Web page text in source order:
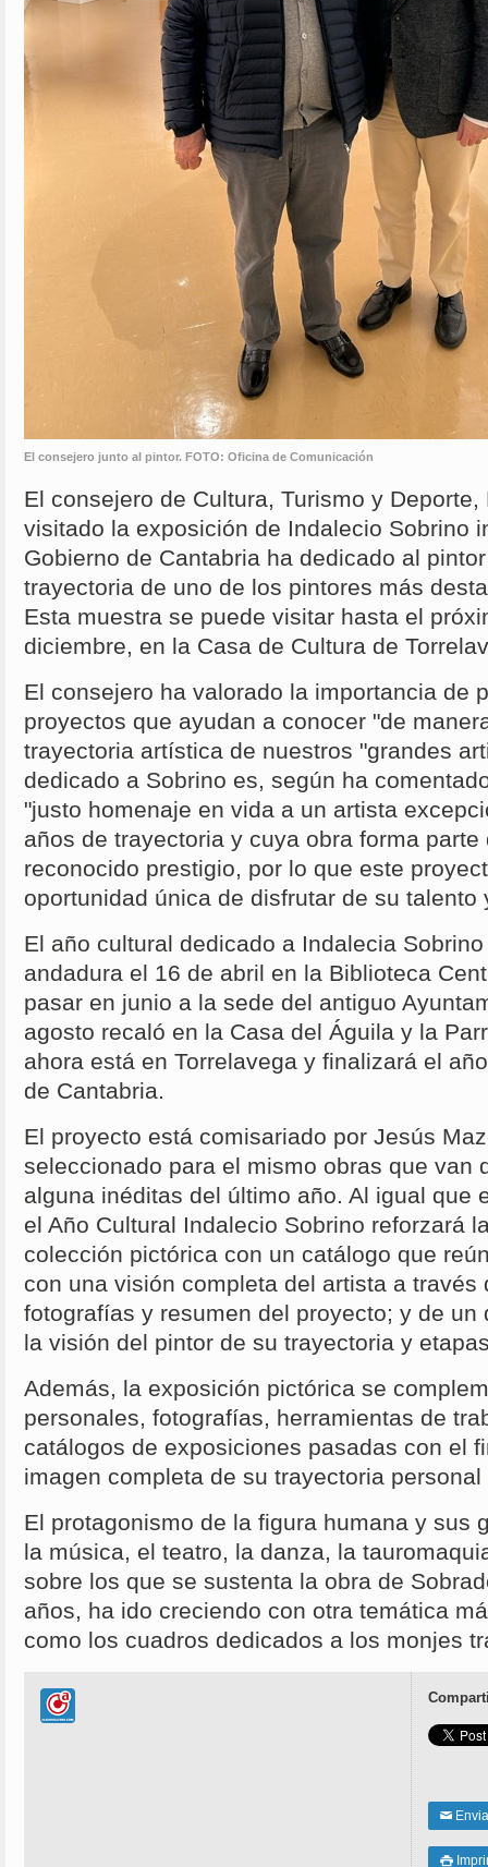
El consejero junto al pintor. FOTO: Oficina de Comunicación
El consejero de Cultura, Turismo y
visitado la exposición de Indalecio Sobrino
Gobierno de Cantabria ha dedicado al
trayectoria de uno de los pintores más
Esta muestra se puede visitar hasta el
diciembre, en la Casa de Cultura de
El consejero ha valorado la importancia de
proyectos que ayudan a conocer "de
trayectoria artística de nuestros "grandes
dedicado a Sobrino es, según ha
"justo homenaje en vida a un artista
años de trayectoria y cuya obra forma
reconocido prestigio, por lo que este
oportunidad única de disfrutar de su talento
El año cultural dedicado a Indalecia
andadura el 16 de abril en la Biblioteca
pasar en junio a la sede del antiguo
agosto recaló en la Casa del Águila y la
ahora está en Torrelavega y finalizará el
de Cantabria.
El proyecto está comisariado por Jesús
seleccionado para el mismo obras que van
alguna inéditas del último año. Al igual que
el Año Cultural Indalecio Sobrino reforzará
colección pictórica con un catálogo que
con una visión completa del artista a través
fotografías y resumen del proyecto; y de un
la visión del pintor de su trayectoria y
Además, la exposición pictórica se
personales, fotografías, herramientas de
catálogos de exposiciones pasadas con el
imagen completa de su trayectoria
El protagonismo de la figura humana y sus
la música, el teatro, la danza, la
sobre los que se sustenta la obra de
años, ha ido creciendo con otra temática
como los cuadros dedicados a los monjes
✉
